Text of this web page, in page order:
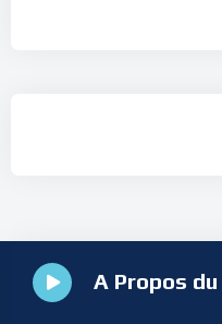
A Propos